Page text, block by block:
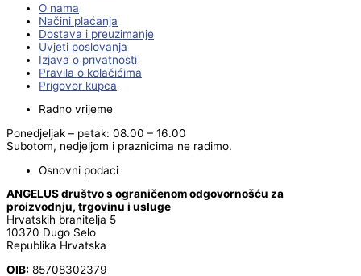
O nama
Načini plaćanja
Dostava i preuzimanje
Uvjeti poslovanja
Izjava o privatnosti
Pravila o kolačićima
Prigovor kupca
Radno vrijeme
Ponedjeljak – petak: 08.00 – 16.00
Subotom, nedjeljom i praznicima ne radimo.
Osnovni podaci
ANGELUS društvo s ograničenom odgovornošću za
proizvodnju, trgovinu i usluge
Hrvatskih branitelja 5
10370 Dugo Selo
Republika Hrvatska
OIB: 85708302379